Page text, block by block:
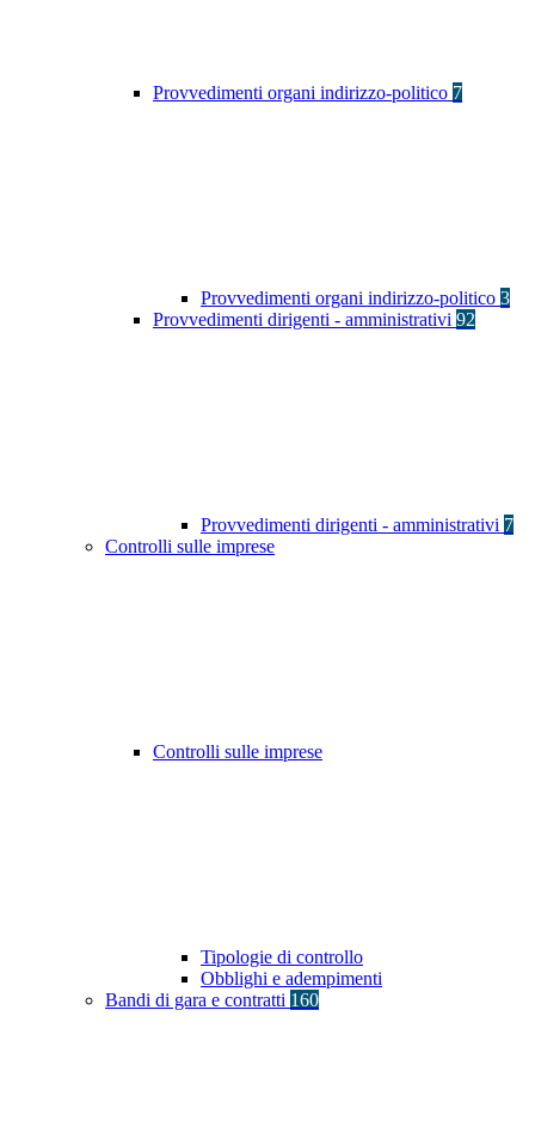
Provvedimenti organi indirizzo-politico 7
Provvedimenti organi indirizzo-politico 3
Provvedimenti dirigenti - amministrativi 92
Provvedimenti dirigenti - amministrativi 7
Controlli sulle imprese
Controlli sulle imprese
Tipologie di controllo
Obblighi e adempimenti
Bandi di gara e contratti 160